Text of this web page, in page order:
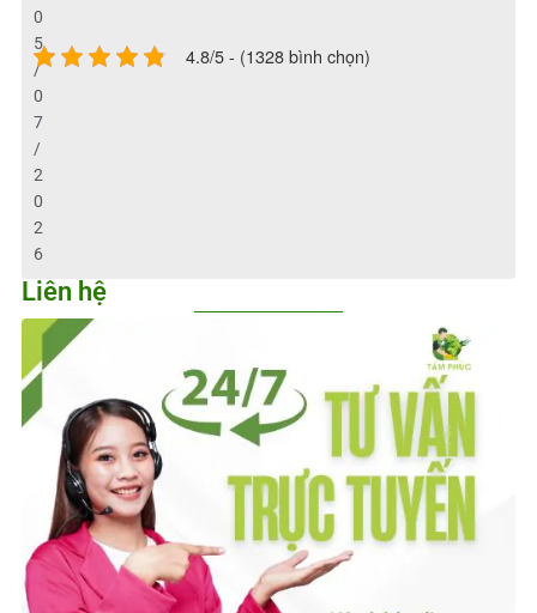
0
5
/
0
7
/
2
0
2
6
4.8/5 - (1328 bình chọn)
Liên hệ